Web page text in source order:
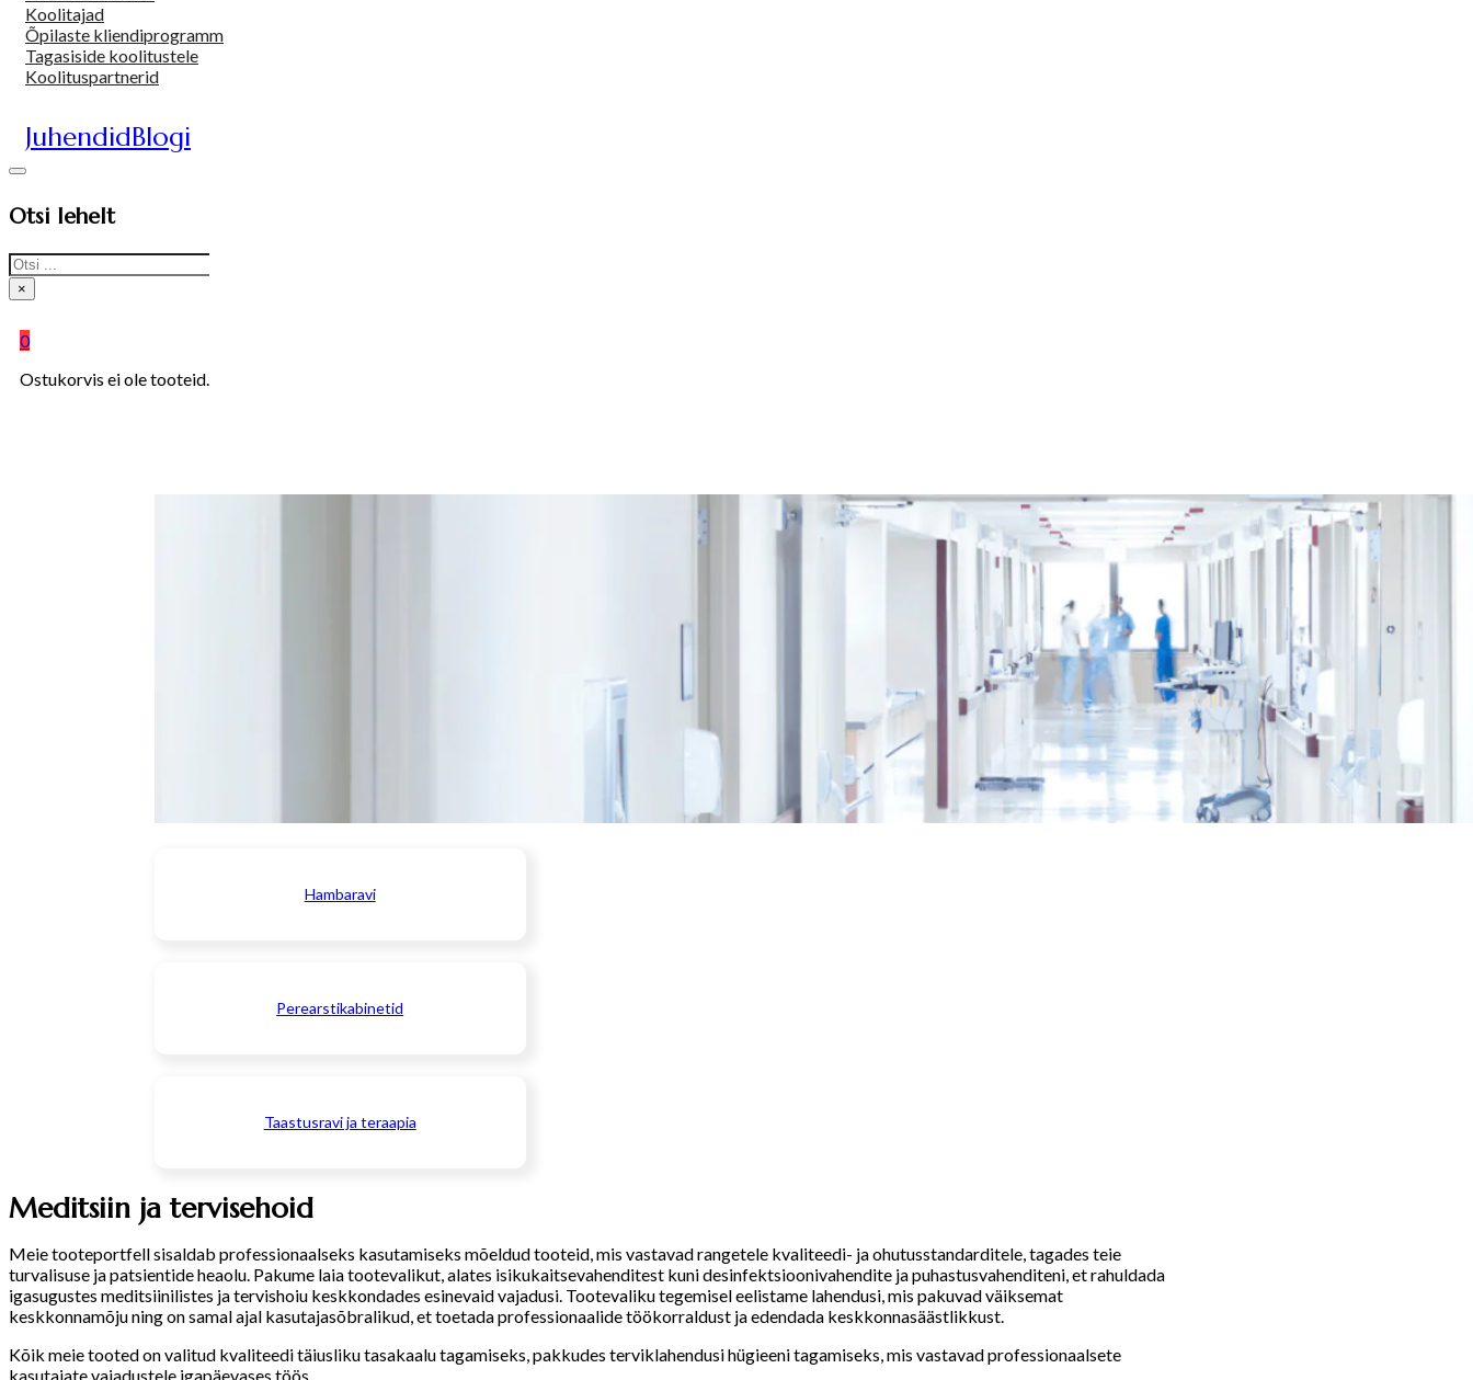
Koolitajad
Õpilaste kliendiprogramm
Tagasiside koolitustele
Koolituspartnerid
JuhendidBlogi
Otsi lehelt
Search
×
0
Ostukorvis ei ole tooteid.
Hambaravi
Perearstikabinetid
Taastusravi ja teraapia
Meditsiin ja tervisehoid
Meie tooteportfell sisaldab professionaalseks kasutamiseks mõeldud tooteid, mis vastavad rangetele kvaliteedi- ja ohutusstandarditele, tagades teie
turvalisuse ja patsientide heaolu. Pakume laia tootevalikut, alates isikukaitsevahenditest kuni desinfektsioonivahendite ja puhastusvahenditeni, et rahuldada
igasugustes meditsiinilistes ja tervishoiu keskkondades esinevaid vajadusi. Tootevaliku tegemisel eelistame lahendusi, mis pakuvad väiksemat
keskkonnamõju ning on samal ajal kasutajasõbralikud, et toetada professionaalide töökorraldust ja edendada keskkonnasäästlikkust.
Kõik meie tooted on valitud kvaliteedi täiusliku tasakaalu tagamiseks, pakkudes terviklahendusi hügieeni tagamiseks, mis vastavad professionaalsete
kasutajate vajadustele igapäevases töös.